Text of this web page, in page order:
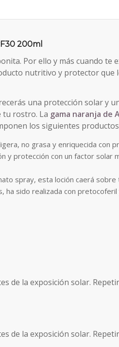
200ml
Por ello y más cuando te
nutritivo y protector que
una protección solar y
tu rostro. La gama naranja de
los siguientes
no grasa y enriquecida con
y protección con un factor solar
spray, esta loción caerá
ha sido realizada con
de la exposición solar.
de la exposición solar.